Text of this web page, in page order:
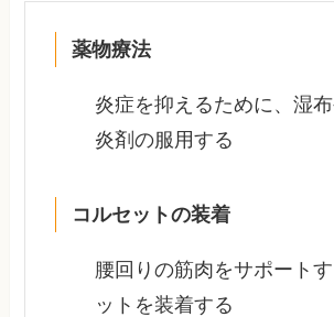
薬物療法
炎症を抑えるために、湿
炎剤の服用する
コルセットの装着
腰回りの筋肉をサポート
ットを装着する